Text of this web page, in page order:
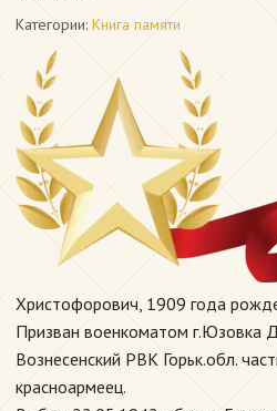
Категории: Книга памяти
Христофорович, 1909 года
Призван военкоматом г.Юзовка
Вознесенский РВК Горьк.обл.
красноармеец.